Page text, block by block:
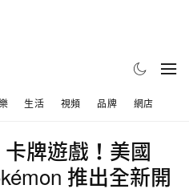
生活 視頻 品牌 網店
牌遊戲！美國
推出全新開